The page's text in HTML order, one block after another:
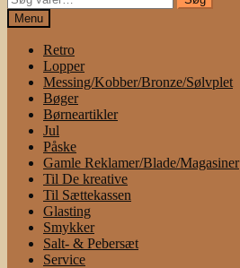
efter:
Menu
Retro
Lopper
Messing/Kobber/Bronze/Sølvplet
Bøger
Børneartikler
Jul
Påske
Gamle Reklamer/Blade/Magasiner
Til De kreative
Til Sættekassen
Glasting
Smykker
Salt- & Pebersæt
Service